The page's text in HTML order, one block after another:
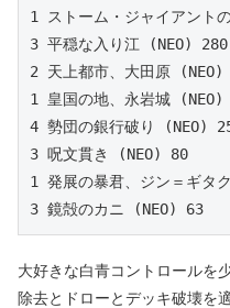
1 ストーム・ジャイアント
3 平穏な入り江 (NEO) 280
2 天上都市、大田原 (NEO)
1 皇国の地、永岩城 (NEO)
4 勢団の銀行破り (NEO)
3 呪文貫き (NEO) 80
1 発展の暴君、ジン＝ギタ
大好きな白青コントロールを
除去とドローとデッキ破壊を